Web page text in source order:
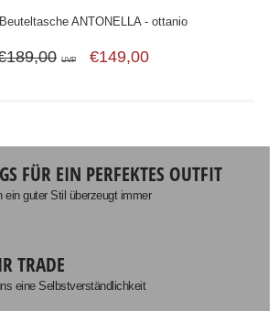
ANTONELLA - ottanio
UVP €149,00
FÜR EIN PERFEKTES OUTFIT
ein guter Stil überzeugt immer
TRADE
eine Selbstverständlichkeit